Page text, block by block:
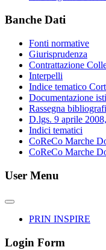
Banche Dati
Fonti normative
Giurisprudenza
Contrattazione
Interpelli
Indice tematico
Documentazione
Rassegna
D.lgs. 9 aprile
Indici tematici
CoReCo Marche
CoReCo Marche
User Menu
PRIN INSPIRE
Login Form